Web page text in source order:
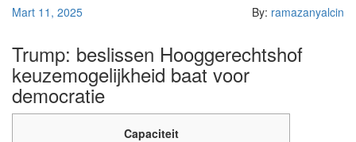
Mart 11, 2025 By: ramazanyalcin
Trump: beslissen Hooggerechtshof
keuzemogelijkheid baat voor
democratie
Capaciteit